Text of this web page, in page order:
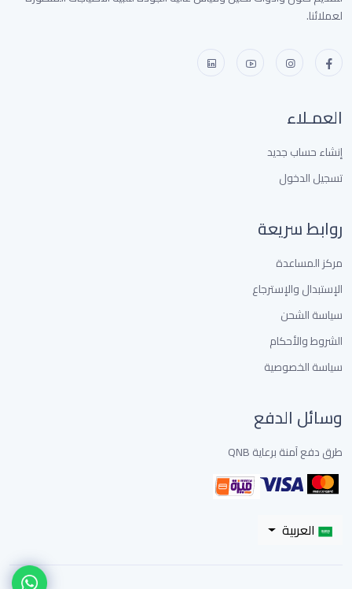
لعملائنا.
العمـلاء
إنشاء حساب جديد
تسجيل الدخول
روابط سريعة
مركز المساعدة
الإستبدال والإسترجاع
سياسة الشحن
الشروط والأحكام
سياسة الخصوصية
وسائل الدفع
طرق دفع آمنة برعاية QNB